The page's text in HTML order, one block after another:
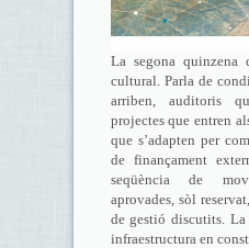
La segona quinzena
cultural. Parla de
arriben, auditoris
projectes que entren
que s’adapten per
de finançament
seqüència de
aprovades, sòl
de gestió discutits.
infraestructura en